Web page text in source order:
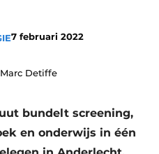
7 februari 2022
Detiffe
bundelt screening,
en onderwijs in één